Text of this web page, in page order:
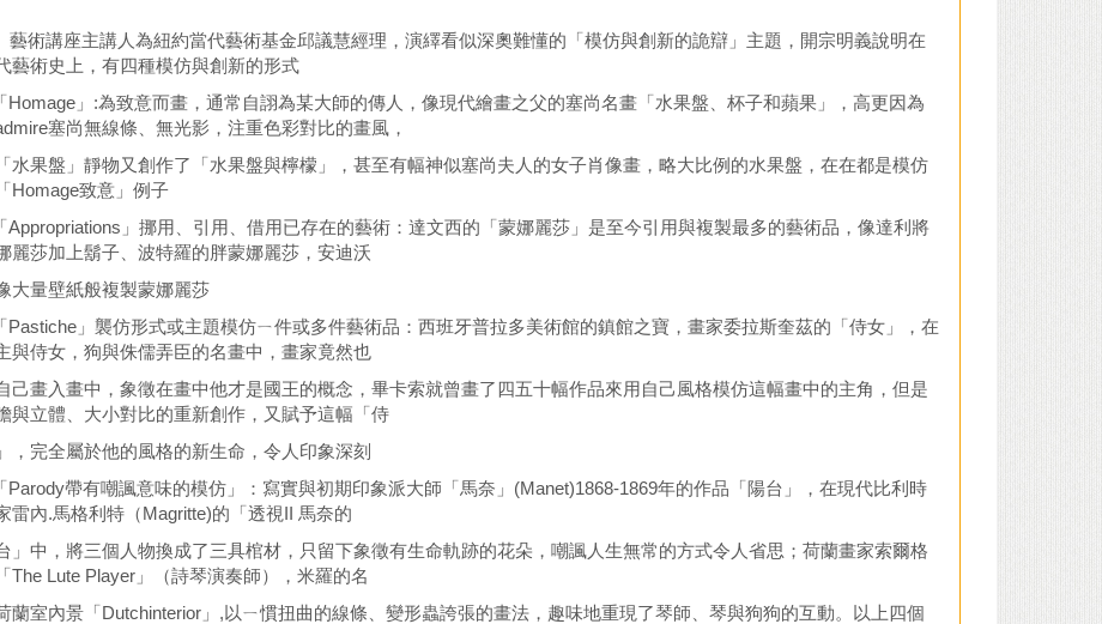
術講座主講人為紐約當代藝術基金邱議慧經理，演繹看似深奧難懂的「模仿與創新的詭辯」主題，開宗明義說明在
藝術史上，有四種模仿與創新的形式
Homage」:為致意而畫，通常自詡為某大師的傳人，像現代繪畫之父的塞尚名畫「水果盤、杯子和蘋果」，高更因為
塞尚無線條、無光影，注重色彩對比的畫風，
水果盤」靜物又創作了「水果盤與檸檬」，甚至有幅神似塞尚夫人的女子肖像畫，略大比例的水果盤，在在都是模仿
Homage致意」例子
Appropriations」挪用、引用、借用已存在的藝術：達文西的「蒙娜麗莎」是至今引用與複製最多的藝術品，像達利將
麗莎加上鬍子、波特羅的胖蒙娜麗莎，安迪沃
大量壁紙般複製蒙娜麗莎
Pastiche」襲仿形式或主題模仿ㄧ件或多件藝術品：西班牙普拉多美術館的鎮館之寶，畫家委拉斯奎茲的「侍女」，在
與侍女，狗與侏儒弄臣的名畫中，畫家竟然也
己畫入畫中，象徵在畫中他才是國王的概念，畢卡索就曾畫了四五十幅作品來用自己風格模仿這幅畫中的主角，但是
與立體、大小對比的重新創作，又賦予這幅「侍
，完全屬於他的風格的新生命，令人印象深刻
Parody帶有嘲諷意味的模仿」：寫實與初期印象派大師「馬奈」(Manet)1868-1869年的作品「陽台」，在現代比利時
雷內.馬格利特（Magritte)的「透視II 馬奈的
」中，將三個人物換成了三具棺材，只留下象徵有生命軌跡的花朵，嘲諷人生無常的方式令人省思；荷蘭畫家索爾格
The Lute Player」（詩琴演奏師），米羅的名
蘭室內景「Dutchinterior」,以ㄧ慣扭曲的線條、變形蟲誇張的畫法，趣味地重現了琴師、琴與狗狗的互動。以上四個